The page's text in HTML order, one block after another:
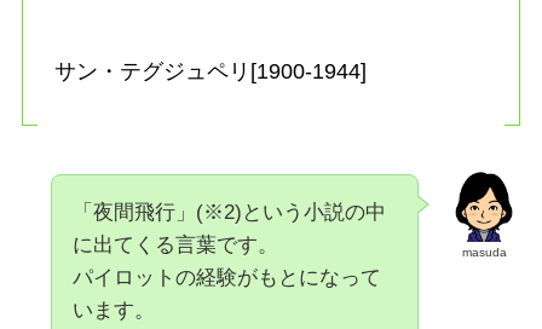
サン・テグジュペリ[1900-1944]
masuda
「夜間飛行」(※2)という小説の中
に出てくる言葉です。
パイロットの経験がもとになって
います。